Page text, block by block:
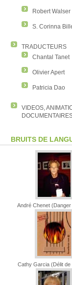
Robert Walser
S. Corinna
TRADUCTEURS
Chantal Tanet
Olivier Apert
Patricia Dao
VIDEOS,
BRUITS DE
André Chenet (Danger
Cathy Garcia (Délit de